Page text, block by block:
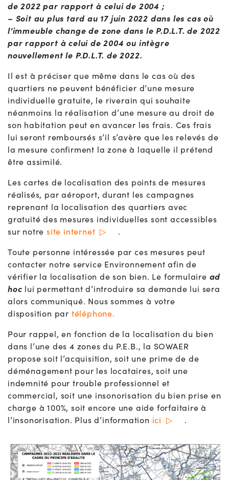
de 2022 par rapport à celui de 2004 ;
– Soit au plus tard au 17 juin 2022 dans les cas où
l’immeuble change de zone dans le P.D.L.T. de 2022
par rapport à celui de 2004 ou intègre
nouvellement le P.D.L.T. de 2022.
Il est à préciser que même dans le cas où des
quartiers ne peuvent bénéficier d’une mesure
individuelle gratuite, le riverain qui souhaite
néanmoins la réalisation d’une mesure au droit de
son habitation peut en avancer les frais. Ces frais
lui seront remboursés s’il s’avère que les relevés de
la mesure confirment la zone à laquelle il prétend
être assimilé.
Les cartes de localisation des points de mesures
réalisés, par aéroport, durant les campagnes
reprenant la localisation des quartiers avec
gratuité des mesures individuelles sont accessibles
sur notre site internet
.
Toute personne intéressée par ces mesures peut
contacter notre service Environnement afin de
vérifier la localisation de son bien. Le formulaire ad
hoc lui permettant d’introduire sa demande lui sera
alors communiqué. Nous sommes à votre
disposition par téléphone.
Pour rappel, en fonction de la localisation du bien
dans l’une des 4 zones du P.E.B., la SOWAER
propose soit l’acquisition, soit une prime de de
déménagement pour les locataires, soit une
indemnité pour trouble professionnel et
commercial, soit une insonorisation du bien prise en
charge à 100%, soit encore une aide forfaitaire à
l’insonorisation. Plus d’information ici .